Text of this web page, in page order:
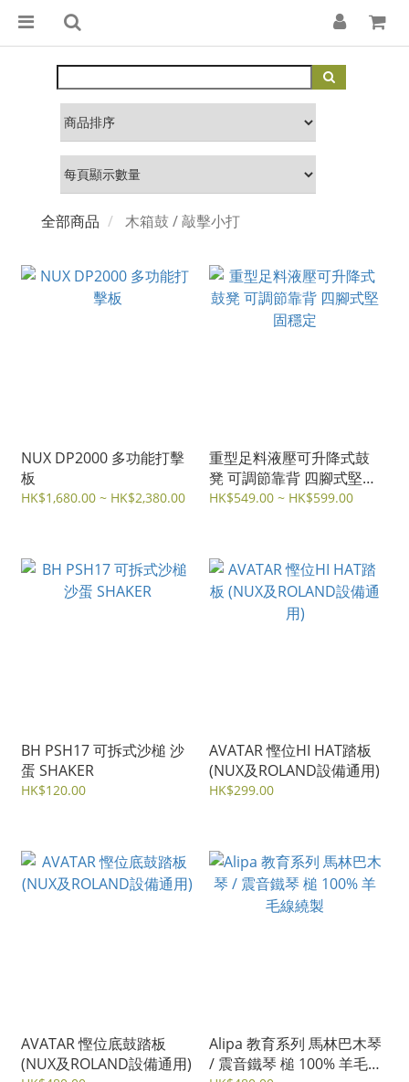
全部商品 木箱鼓 / 敲擊小打
NUX DP2000 多功能打擊
板
HK$1,680.00 ~ HK$2,380.00
重型足料液壓可升降式鼓
凳 可調節靠背 四腳式堅固
穩定
HK$549.00 ~ HK$599.00
BH PSH17 可拆式沙槌 沙
蛋 SHAKER
HK$120.00
AVATAR 慳位HI HAT踏板
(NUX及ROLAND設備通用)
HK$299.00
AVATAR 慳位底鼓踏板
(NUX及ROLAND設備通用)
Alipa 教育系列 馬林巴木琴
/ 震音鐵琴 槌 100% 羊毛